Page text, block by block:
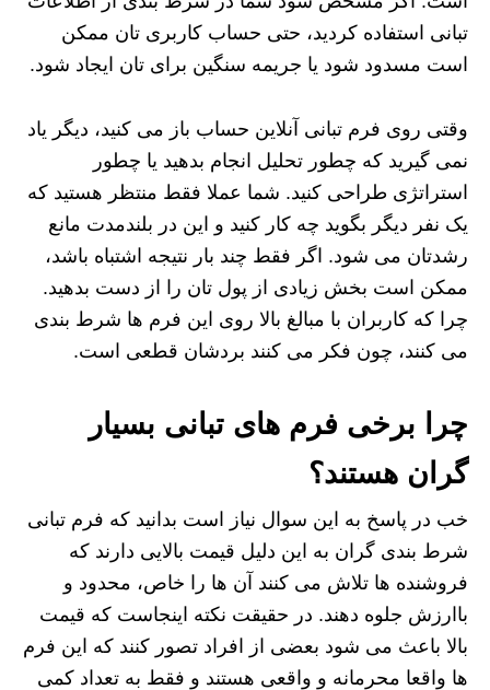
تبانی استفاده کردید، حتی حساب کاربری تان ممکن
است مسدود شود یا جریمه سنگین برای تان ایجاد شود.
وقتی روی فرم تبانی آنلاین حساب باز می کنید، دیگر یاد
نمی گیرید که چطور تحلیل انجام بدهید یا چطور
استراتژی طراحی کنید. شما عملا فقط منتظر هستید که
یک نفر دیگر بگوید چه کار کنید و این در بلندمدت مانع
رشدتان می شود. اگر فقط چند بار نتیجه اشتباه باشد،
ممکن است بخش زیادی از پول تان را از دست بدهید.
چرا که کاربران با مبالغ بالا روی این فرم ها شرط بندی
می کنند، چون فکر می کنند بردشان قطعی است.
چرا برخی فرم‌ های تبانی بسیار
گران هستند؟
خب در پاسخ به این سوال نیاز است بدانید که فرم تبانی
شرط‌ بندی گران به این دلیل قیمت‌ بالایی دارند که
فروشنده‌ ها تلاش می‌ کنند آن‌ ها را خاص، محدود و
باارزش جلوه دهند. در حقیقت نکته اینجاست که قیمت
بالا باعث می‌ شود بعضی از افراد تصور کنند که این فرم‌
ها واقعا محرمانه و واقعی هستند و فقط به تعداد کمی